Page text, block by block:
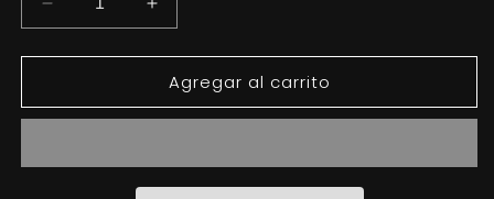
Reducir
cantidad
para
/
Bordado
Aumentar
cantidad
para
Mañanita
/
Bordado
Agregar al carrito